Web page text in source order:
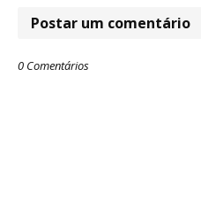
Postar um comentário
0 Comentários